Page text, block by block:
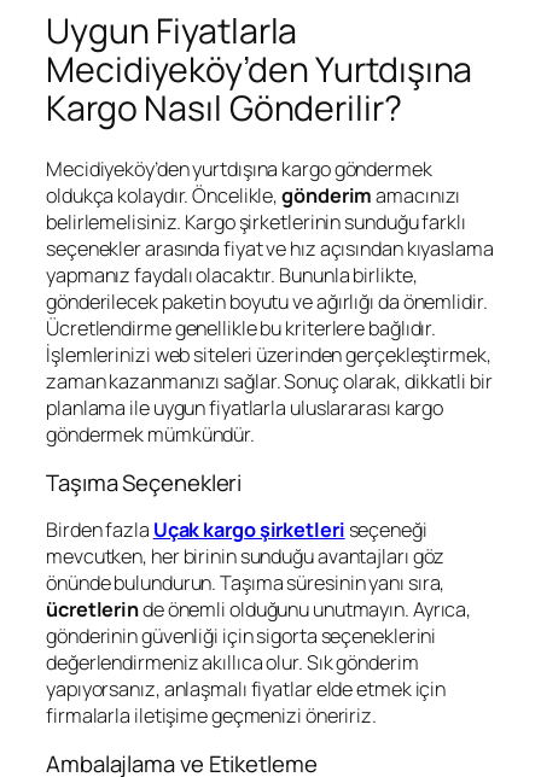
Uygun Fiyatlarla
Mecidiyeköy’den Yurtdışına
Kargo Nasıl Gönderilir?
Mecidiyeköy’den yurtdışına kargo göndermek
oldukça kolaydır. Öncelikle,gönderimamacınızı
belirlemelisiniz. Kargo şirketlerinin sunduğu farklı
seçenekler arasında fiyat ve hız açısından kıyaslama
yapmanız faydalı olacaktır. Bununla birlikte,
gönderilecek paketin boyutu ve ağırlığı da önemlidir.
Ücretlendirme genellikle bu kriterlere bağlıdır.
İşlemlerinizi web siteleri üzerinden gerçekleştirmek,
zaman kazanmanızı sağlar. Sonuç olarak, dikkatli bir
planlama ile uygun fiyatlarla uluslararası kargo
göndermek mümkündür.
Taşıma Seçenekleri
Birden fazla Uçak kargo şirketleri seçeneği
mevcutken, her birinin sunduğu avantajları göz
önünde bulundurun. Taşıma süresinin yanı sıra,
ücretlerinde önemli olduğunu unutmayın. Ayrıca,
gönderinin güvenliği için sigorta seçeneklerini
değerlendirmeniz akıllıca olur. Sık gönderim
yapıyorsanız, anlaşmalı fiyatlar elde etmek için
firmalarla iletişime geçmenizi öneririz.
Ambalajlama ve Etiketleme